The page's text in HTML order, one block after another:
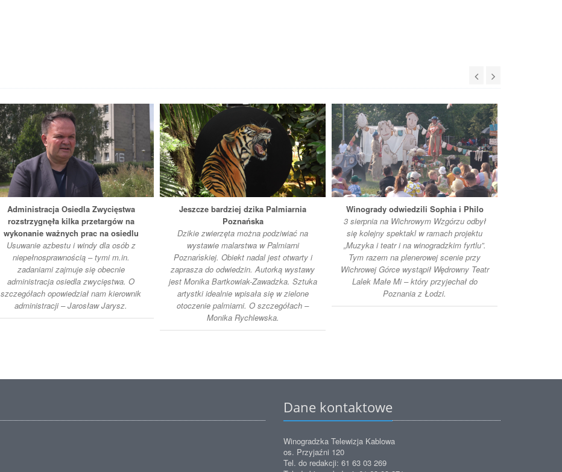
Administracja Osiedla Zwycięstwa
rozstrzygnęła kilka przetargów na
wykonanie ważnych prac na osiedlu
Usuwanie azbestu i windy dla osób z
niepełnosprawnością – tymi m.in.
zadaniami zajmuje się obecnie
administracja osiedla zwycięstwa. O
szczegółach opowiedział nam kierownik
administracji – Jarosław Jarysz.
Jeszcze bardziej dzika Palmiarnia
Poznańska
Dzikie zwierzęta można podziwiać na
wystawie malarstwa w Palmiarni
Poznańskiej. Obiekt nadal jest otwarty i
zaprasza do odwiedzin. Autorką wystawy
jest Monika Bartkowiak-Zawadzka. Sztuka
artystki idealnie wpisała się w zielone
otoczenie palmiarni. O szczegółach –
Monika Rychlewska.
Winogrady odwiedzili Sophia i Philo
3 sierpnia na Wichrowym Wzgórzu odbył
się kolejny spektakl w ramach projektu
„Muzyka i teatr i na winogradzkim fyrtlu”.
Tym razem na plenerowej scenie przy
Wichrowej Górce wystąpił Wędrowny Teatr
Lalek Małe Mi – który przyjechał do
Poznania z Łodzi.
Dane kontaktowe
Winogradzka Telewizja Kablowa
os. Przyjaźni 120
Tel. do redakcji: 61 63 03 269